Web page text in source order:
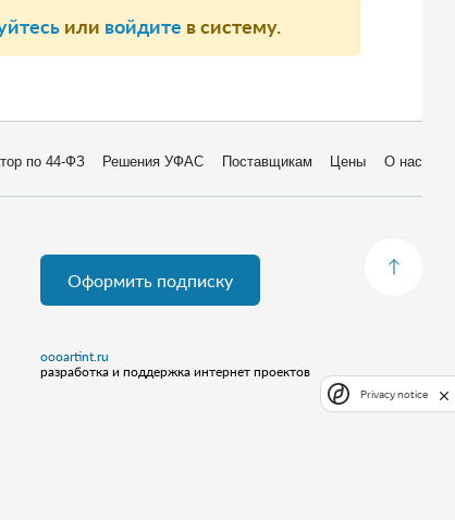
или войдите в систему.
по 44-ФЗ Решения УФАС Поставщикам Цены О нас
Оформить подписку
oooartint.ru
разработка и поддержка интернет проектов
Privacy notice